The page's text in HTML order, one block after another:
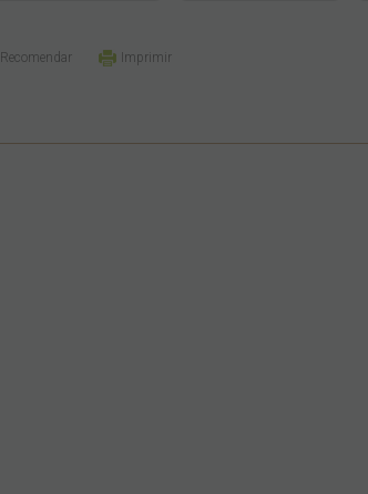
Recomendar Imprimir